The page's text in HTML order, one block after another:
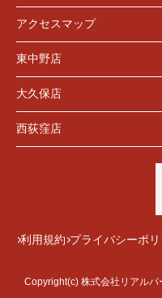
アクセスマップ
東中野店
大久保店
西荻窪店
利用規約 プライバシーポ
Copyright(c) 株式会社リアル